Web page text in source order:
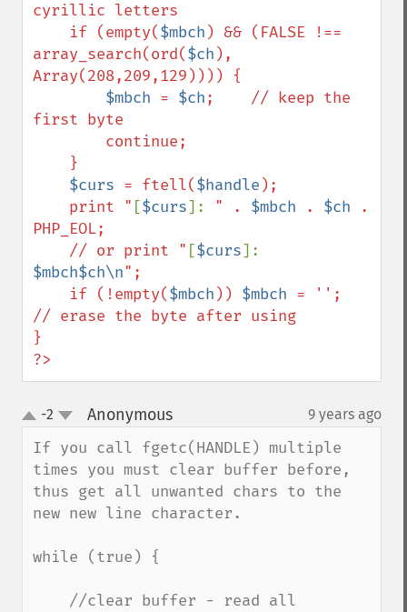
cyrillic letters
    if (empty(
$mbch ) && (FALSE !==
array_search(ord($ch ),
Array(208,209,129)))) {
$mbch = $ch;    // keep the
first byte
$curs = ftell($handle );
    print "
[$curs]: " . $mbch . $ch .
PHP_EOL;
    // or print "
[$curs
$mbch$ch\n";
    if (!empty(
$mbch )) $mbch = '';
// erase the byte after using
}
?>
up
down
-2 Anonymous¶ 9 years ago
If you call fgetc(HANDLE) multiple
times you must clear buffer before,
thus get all unwanted chars to the
new new line character.
while (true) {